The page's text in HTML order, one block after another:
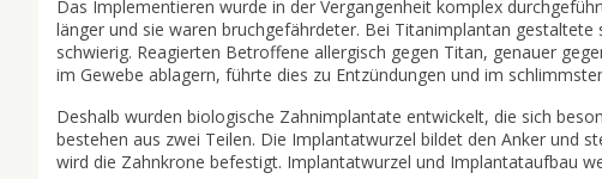
Das Implementieren wurde in der Vergangenheit komplex
länger und sie waren bruchgefährdeter. Bei Titanimplantan
schwierig. Reagierten Betroffene allergisch gegen Titan, genauer
im Gewebe ablagern, führte dies zu Entzündungen und im
Deshalb wurden biologische Zahnimplantate entwickelt, die sich
bestehen aus zwei Teilen. Die Implantatwurzel bildet den Anker und
wird die Zahnkrone befestigt. Implantatwurzel und Implantataufbau